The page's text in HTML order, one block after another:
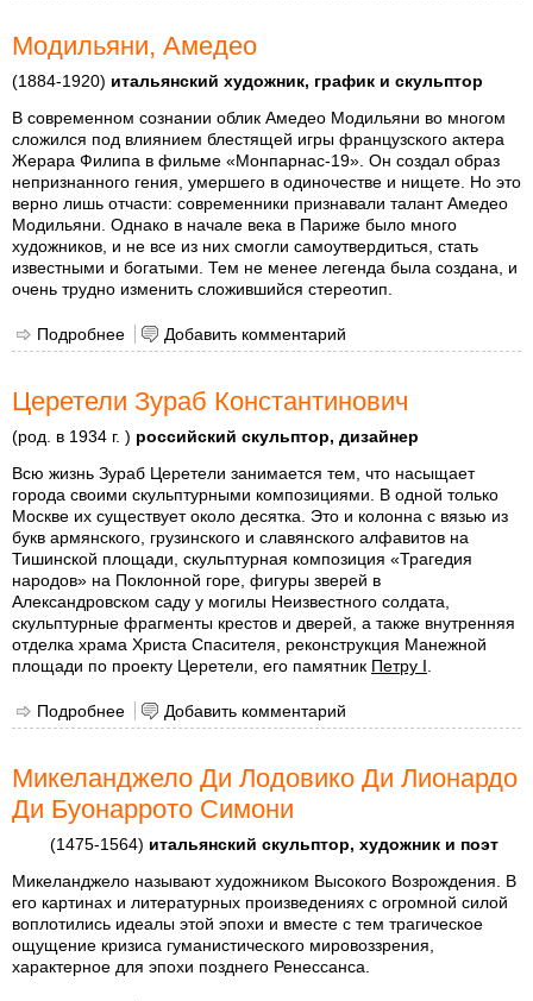
Модильяни, Амедео
(1884-1920) итальянский художник, график и скульптор
В современном сознании облик Амедео Модильяни во многом
сложился под влиянием блестящей игры французского актера
Жерара Филипа в фильме «Монпарнас-19». Он создал образ
непризнанного гения, умершего в одиночестве и нищете. Но это
верно лишь отчасти: современники признавали талант Амедео
Модильяни. Однако в начале века в Париже было много
художников, и не все из них смогли самоутвердиться, стать
известными и богатыми. Тем не менее легенда была создана, и
очень трудно изменить сложившийся стереотип.
Подробнее о Модильяни, Амедео
Добавить комментарий
Церетели Зураб Константинович
(род. в 1934 г. ) российский скульптор, дизайнер
Всю жизнь Зураб Церетели занимается тем, что насыщает
города своими скульптурными композициями. В одной только
Москве их существует около десятка. Это и колонна с вязью из
букв армянского, грузинского и славянского алфавитов на
Тишинской площади, скульптурная композиция «Трагедия
народов» на Поклонной горе, фигуры зверей в
Александровском саду у могилы Неизвестного солдата,
скульптурные фрагменты крестов и дверей, а также внутренняя
отделка храма Христа Спасителя, реконструкция Манежной
площади по проекту Церетели, его памятник Петру I
Подробнее о Церетели Зураб Константинович
Добавить комментарий
Микеланджело Ди Лодовико Ди Лионардо
Ди Буонаррото Симони
(1475-1564) итальянский скульптор, художник и поэт
Микеланджело называют художником Высокого Возрождения. В
его картинах и литературных произведениях с огромной силой
воплотились идеалы этой эпохи и вместе с тем трагическое
ощущение кризиса гуманистического мировоззрения,
характерное для эпохи позднего Ренессанса.